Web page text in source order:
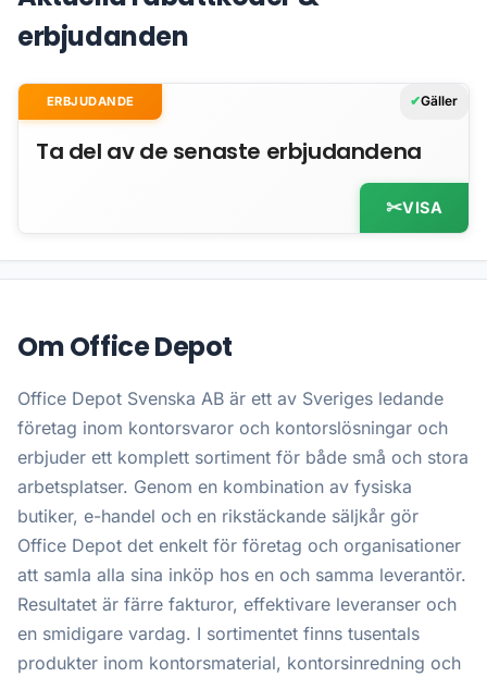
erbjudanden
ERBJUDANDE Gäller
Ta del av de senaste erbjudandena
VISA
Om Office Depot
Office Depot Svenska AB är ett av Sveriges ledande
företag inom kontorsvaror och kontorslösningar och
erbjuder ett komplett sortiment för både små och stora
arbetsplatser. Genom en kombination av fysiska
butiker, e-handel och en rikstäckande säljkår gör
Office Depot det enkelt för företag och organisationer
att samla alla sina inköp hos en och samma leverantör.
Resultatet är färre fakturor, effektivare leveranser och
en smidigare vardag. I sortimentet finns tusentals
produkter inom kontorsmaterial, kontorsinredning och